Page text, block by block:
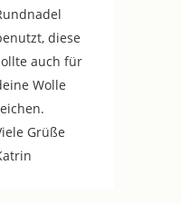
diese
auch für
Wolle
Grüße